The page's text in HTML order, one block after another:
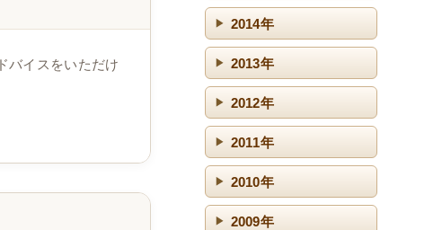
バイスをいただけ
2014年
2013年
2012年
2011年
2010年
2009年